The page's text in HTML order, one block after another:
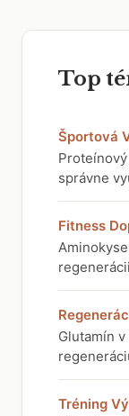
Top
Športová
správne
Fitness
Glutamín
Tréning